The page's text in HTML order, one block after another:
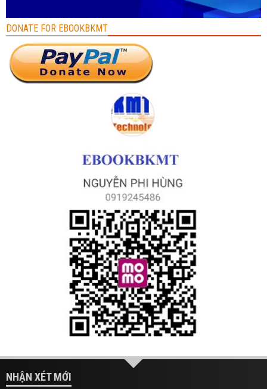
DONATE FOR EBOOKBKMT
NHẬN XÉT MỚI